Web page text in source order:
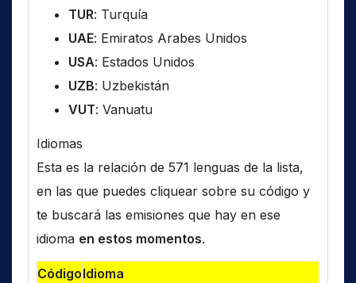
TUR: Turquía
UAE: Emiratos Arabes Unidos
USA: Estados Unidos
UZB: Uzbekistán
VUT: Vanuatu
Idiomas
Esta es la relación de 571 lenguas de la lista,
en las que puedes cliquear sobre su código y
te buscará las emisiones que hay en ese
idioma en estos momentos.
CódigoIdioma